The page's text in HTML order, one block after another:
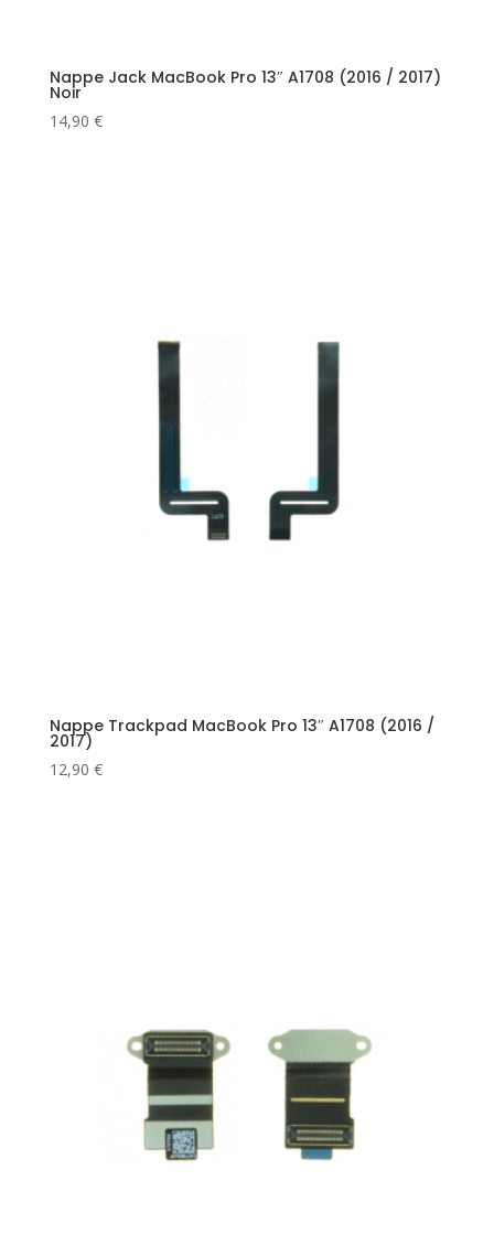
Nappe Jack MacBook Pro 13″ A1708 (2016 / 2017)
Noir
14,90 €
Nappe Trackpad MacBook Pro 13″ A1708 (2016 /
2017)
12,90 €